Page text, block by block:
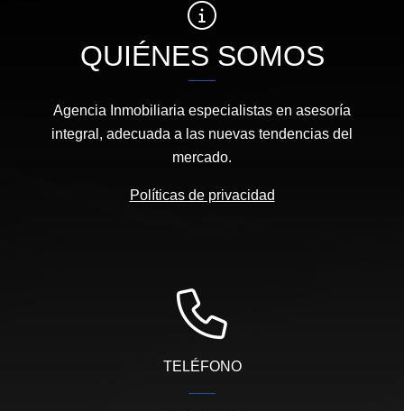
QUIÉNES SOMOS
Agencia Inmobiliaria especialistas en asesoría
integral, adecuada a las nuevas tendencias del
mercado.
Políticas de privacidad
TELÉFONO